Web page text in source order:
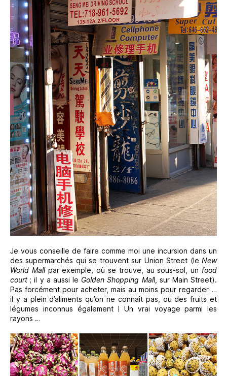
Je vous conseille de faire comme moi une incursion dans un
des supermarchés qui se trouvent sur Union Street (le New
World Mallpar exemple, où se trouve, au sous-sol, un food
court ; il y a aussi le Golden Shopping Mall, sur Main Street).
Pas forcément pour acheter, mais au moins pour regarder …
il y a plein d’aliments qu’on ne connaît pas, ou des fruits et
légumes inconnus également ! Un vrai voyage parmi les
rayons …